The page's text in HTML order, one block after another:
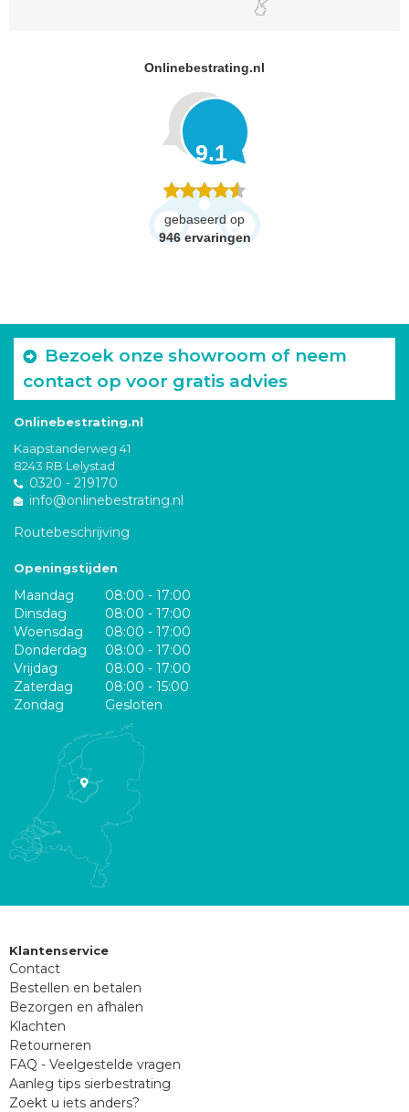
Onlinebestrating.nl
9.1
gebaseerd op
946 ervaringen
Bezoek onze showroom of neem
contact op voor gratis advies
Onlinebestrating.nl
Kaapstanderweg 41
8243 RB Lelystad
0320 - 219170
info@onlinebestrating.nl
Routebeschrijving
Openingstijden
Maandag
08:00 - 17:00
Dinsdag
08:00 - 17:00
Woensdag
08:00 - 17:00
Donderdag
08:00 - 17:00
Vrijdag
08:00 - 17:00
Zaterdag
08:00 - 15:00
Zondag
Gesloten
Klantenservice
Contact
Bestellen en betalen
Bezorgen en afhalen
Klachten
Retourneren
FAQ - Veelgestelde vragen
Aanleg tips sierbestrating
Zoekt u iets anders?